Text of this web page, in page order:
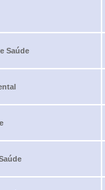
Saúde